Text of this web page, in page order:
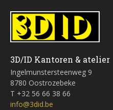
3D/ID Kantoren & atelier
Ingelmunstersteenweg 9
8780 Oostrozebeke
T +32 56 66 38 66
info@3did.be